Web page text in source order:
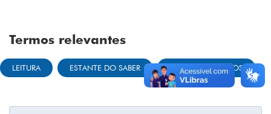
Termos relevantes
LEITURA ESTANTE DO SABER DOAÇÃO DE LIVROS